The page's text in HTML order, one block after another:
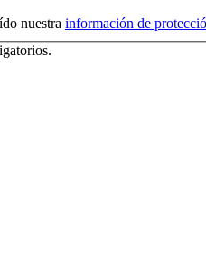
nuestra información de